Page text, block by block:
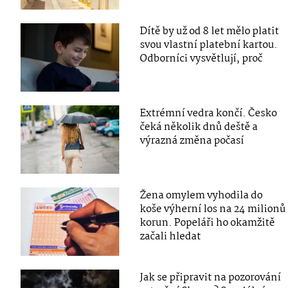
Dítě by už od 8 let mělo platit
svou vlastní platební kartou.
Odborníci vysvětlují, proč
Extrémní vedra končí. Česko
čeká několik dnů deště a
výrazná změna počasí
Žena omylem vyhodila do
koše výherní los na 24 milionů
korun. Popeláři ho okamžitě
začali hledat
Jak se připravit na pozorování